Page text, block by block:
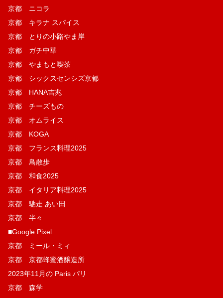
京都 ニコラ
京都 キラナ スパイス
京都 とりの小路やま岸
京都 ガチ中華
京都 やまもと喫茶
京都 シックスセンシズ京都
京都 HANA吉兆
京都 チーズもの
京都 オムライス
京都 KOGA
京都 フランス料理2025
京都 鳥散歩
京都 和食2025
京都 イタリア料理2025
京都 馳走 あい田
京都 半々
■Google Pixel
京都 ミール・ミィ
京都 京都蜂蜜酒醸造所
2023年11月の Paris パリ
京都 森学